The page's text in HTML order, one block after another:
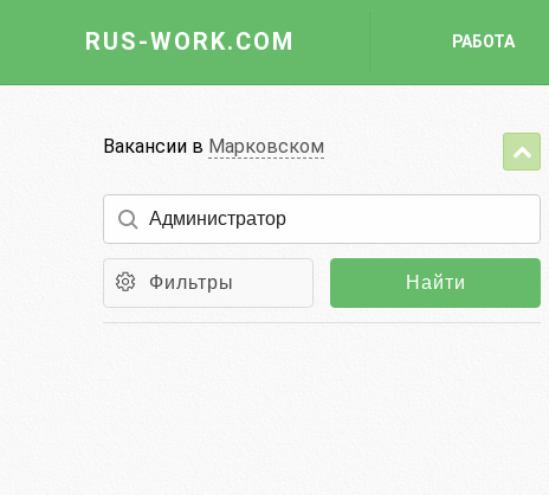
RUS-WORK.COM РАБОТА
Профессии
Вакансии в Марковском
Фильтры Найти